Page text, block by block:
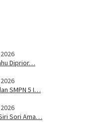
Diprior…
SMPN 5 I…
Sori Ama…